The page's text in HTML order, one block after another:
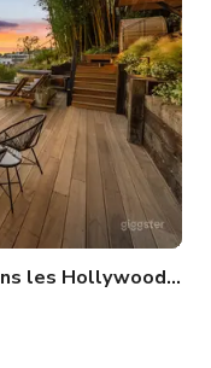
les Hollywood